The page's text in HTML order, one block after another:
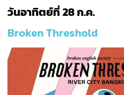
วันอาทิตย์ที่ 28 ก.ค.
Broken Threshold